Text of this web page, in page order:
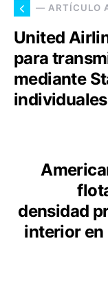
— ARTÍCULO
United
para
mediante
densidad
interior en